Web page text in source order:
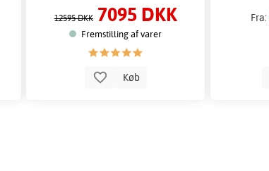
12595 DKK 7095 DKK
Fremstilling af varer
Køb
Fra: